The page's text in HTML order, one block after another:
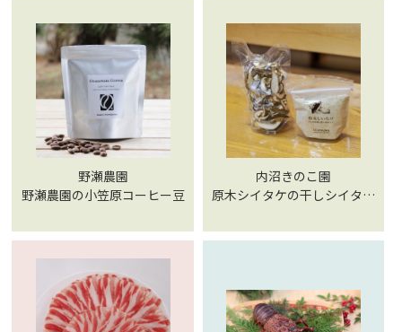
野瀬農園
野瀬農園の小笠原コーヒー豆
内沼きのこ園
原木シイタケの干しシイタケ